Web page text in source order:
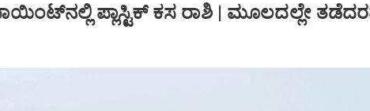
ಪ್ಲಾಸ್ಟಿಕ್‌ ಕಸ ರಾಶಿ | ಮೂಲದಲ್ಲೇ